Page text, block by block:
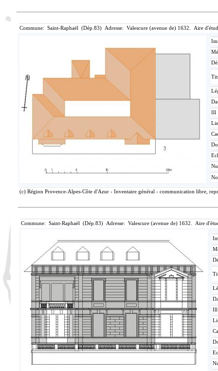
Commune: Saint-Raphaël (Dép.83) Adresse: Valescure (avenue de) 1632. Aire
Ill
(c) Région Provence-Alpes-Côte d'Azur - Inventaire général - communication libre,
Commune: Saint-Raphaël (Dép.83) Adresse: Valescure (avenue de) 1632. Aire
Ill